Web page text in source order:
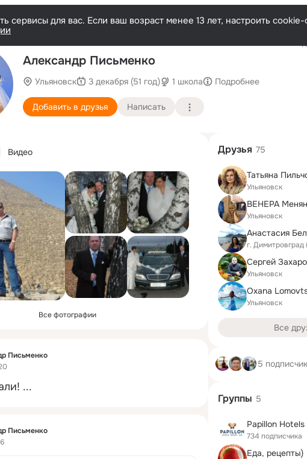
сервисы для вас. Если ваш возраст менее 13 лет, настроить
Александр Письменко
Ульяновск 3 декабря (51 год) 1 школа Подробнее
Добавить в друзья Написать
Видео
Все фотографии
Письменко
...
Письменко
Друзья 75
Татьяна
Ульяновск
ВЕНЕРА
Ульяновск
г. Димитровград
Сергей
Ульяновск
Oxana
Ульяновск
Все
5
Группы 5
Papillon Hotels
734 подписчика
Еда, рецепты)